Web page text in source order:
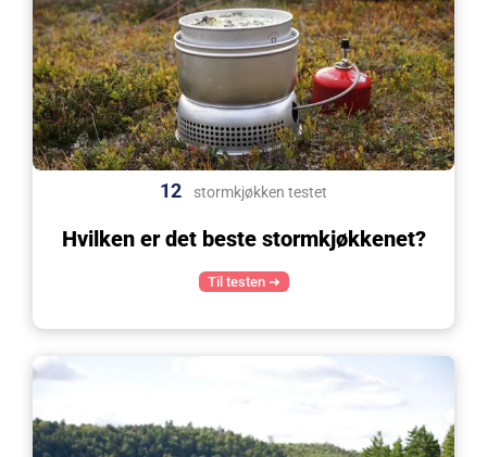
12 stormkjøkken testet
Hvilken er det beste stormkjøkkenet?
Til testen ➜